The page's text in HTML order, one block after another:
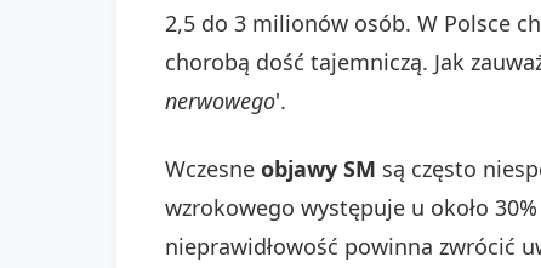
2,5 do 3 milionów osób. W Polsce
chorobą dość tajemniczą. Jak
nerwowego'.
Wczesne objawy SM są często
wzrokowego występuje u około
nieprawidłowość powinna zwrócić